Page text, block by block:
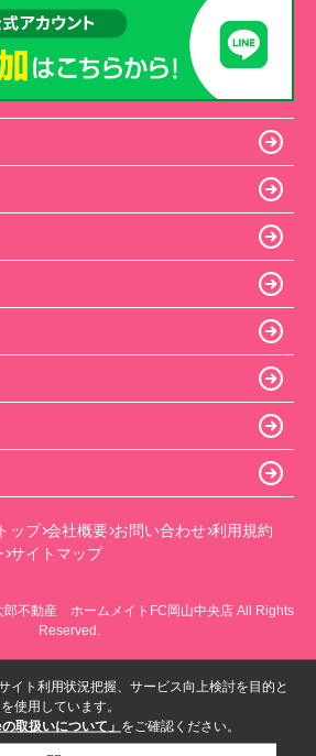
ップ 会社概要 お問い合わせ 利用規約
サイトマップ
郎不動産 ホームメイトFC岡山中央店 All Rights
Reserved.
イト利用状況把握、サービス向上検討を目的と
使用しています。
の取扱いについて」 をご確認ください。